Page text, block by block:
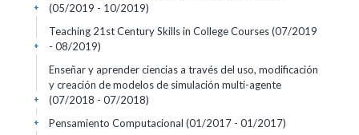
(05/2019 - 10/2019)
+
Teaching 21st Century Skills in College Courses(07/2019
- 08/2019)
+
Enseñar y aprender ciencias a través del uso, modificación
y creación de modelos de simulación multi-agente
(07/2018 - 07/2018)
+
Pensamiento Computacional (01/2017 - 01/2017)
+